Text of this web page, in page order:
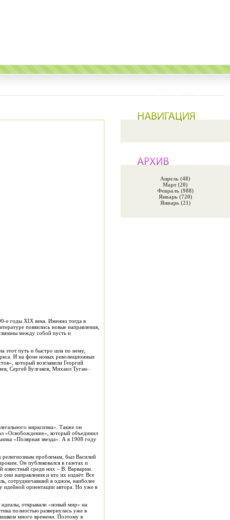
е годы XIX века. Именно тогда в
появились новые направления,
между собой пусть и
этот путь и быстро шла по нему,
И на фоне новых революционных
который возглавили Георгий
Сергей Булгаков, Михаил Туган-
марксизма». Также он
«Освобождение», который объединил
«Полярная звезда». А в 1908 году
религиозным проблемам, был Василий
Он публиковался в газетах и
среди них – В. Варварин.
направления и кто их издаёт. Все
сотрудничавший в одном, наиболее
идейной ориентации автора. Но уже в
открывали «новый мир» на
полностью развернулась уже в
много времени. Поэтому я
Апрель (48)
Март (20)
Февраль (988)
Январь (720)
Январь (21)